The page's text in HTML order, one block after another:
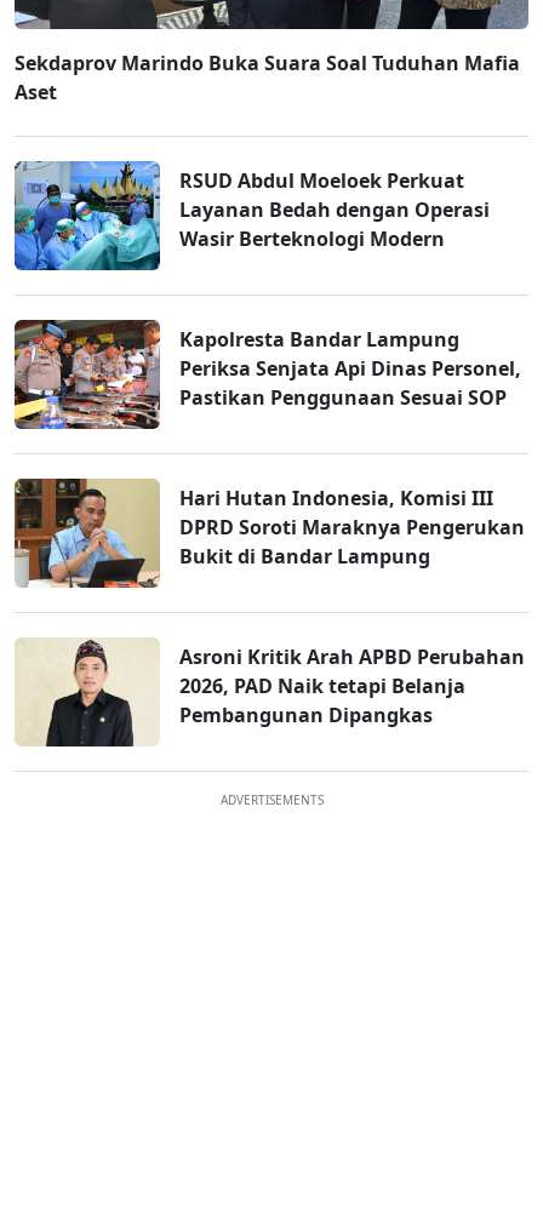
Sekdaprov Marindo Buka Suara Soal Tuduhan Mafia
Aset
RSUD Abdul Moeloek Perkuat
Layanan Bedah dengan Operasi
Wasir Berteknologi Modern
Kapolresta Bandar Lampung
Periksa Senjata Api Dinas Personel,
Pastikan Penggunaan Sesuai SOP
Hari Hutan Indonesia, Komisi III
DPRD Soroti Maraknya Pengerukan
Bukit di Bandar Lampung
Asroni Kritik Arah APBD Perubahan
2026, PAD Naik tetapi Belanja
Pembangunan Dipangkas
ADVERTISEMENTS